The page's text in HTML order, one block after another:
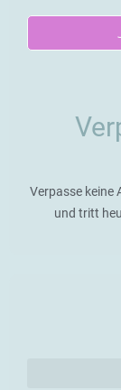
Verpasse keine
und tritt